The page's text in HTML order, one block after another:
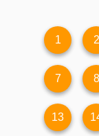
1 2
7 8
13